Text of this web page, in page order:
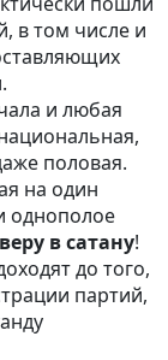
в том числе и
и любая
половая.
на один
однополое
веру в сатану!
до того,
партий,